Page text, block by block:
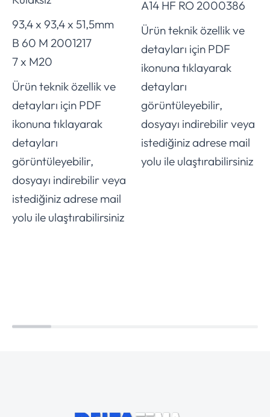
93,4 x 93,4 x 51,5mm
B 60 M 2001217
7 x M20
Ürün teknik özellik ve
detayları için PDF
ikonuna tıklayarak
detayları
görüntüleyebilir,
dosyayı indirebilir veya
istediğiniz adrese mail
yolu ile ulaştırabilirsiniz
A14 HF RO 2000386
Ürün teknik özellik ve
detayları için PDF
ikonuna tıklayarak
detayları
görüntüleyebilir,
dosyayı indirebilir veya
istediğiniz adrese mail
yolu ile ulaştırabilirsiniz